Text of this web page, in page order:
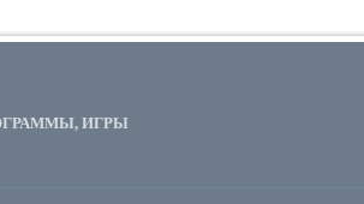
ИГРЫ